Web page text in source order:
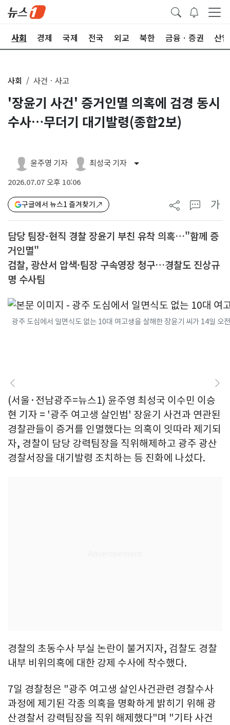
사회 경제 국제 전국 외교 북한 금융ㆍ증권 산업
사회 사건ㆍ사고
'장윤기 사건' 증거인멸 의혹에 검경 동시
수사…무더기 대기발령(종합2보)
윤주영 기자 최성국 기자
2026.07.07 오후 10:06
구글에서 뉴스1 즐겨찾기 가
담당 팀장-현직 경찰 장윤기 부친 유착 의혹…"함께 증
거인멸"
검찰, 광산서 압색·팀장 구속영장 청구…경찰도 진상규
명 수사팀
광주 도심에서 일면식도 없는 10대 여고생을 살해한 장윤기 씨가 14일
(서울·전남광주=뉴스1) 윤주영 최성국 이수민 이승
현 기자 = '광주 여고생 살인범' 장윤기 사건과 연관된
경찰관들이 증거를 인멸했다는 의혹이 잇따라 제기되
자, 경찰이 담당 강력팀장을 직위해제하고 광주 광산
경찰서장을 대기발령 조치하는 등 진화에 나섰다.
경찰의 초동수사 부실 논란이 불거지자, 검찰도 경찰
내부 비위의혹에 대한 강제 수사에 착수했다.
7일 경찰청은 "광주 여고생 살인사건관련 경찰수사
과정에 제기된 각종 의혹을 명확하게 밝히기 위해 광
산경찰서 강력팀장을 직위 해제했다"며 "기타 사건